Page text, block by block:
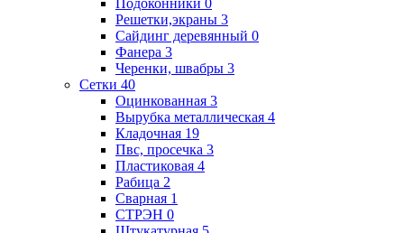
Подоконники 0
Решетки,экраны 3
Сайдинг деревянный 0
Фанера 3
Черенки, швабры 3
Сетки 40
Оцинкованная 3
Вырубка металлическая 4
Кладочная 19
Пвс, просечка 3
Пластиковая 4
Рабица 2
Сварная 1
СТРЭН 0